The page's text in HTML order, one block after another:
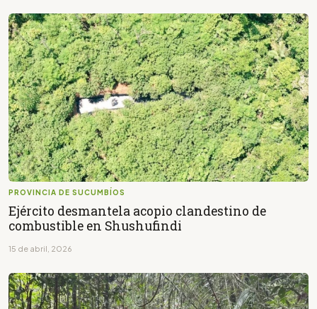
PROVINCIA DE SUCUMBÍOS
Ejército desmantela acopio clandestino de
combustible en Shushufindi
15 de abril, 2026